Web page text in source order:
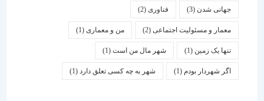
جهانی شدن(3) فناوری (2)
معمار و مسئولیت اجتماعی (2) من و معماری (1)
تنها یک زمین(1) شهر مال من است(1)
اگر شهردار بودم (1) شهر به چه کسی تعلق دارد(1)